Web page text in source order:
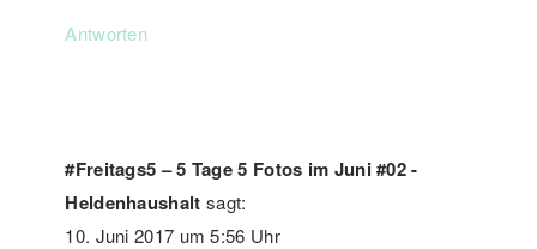
Antworten
#Freitags5 – 5 Tage 5 Fotos im Juni #02 -
Heldenhaushalt sagt:
10. Juni 2017 um 5:56 Uhr